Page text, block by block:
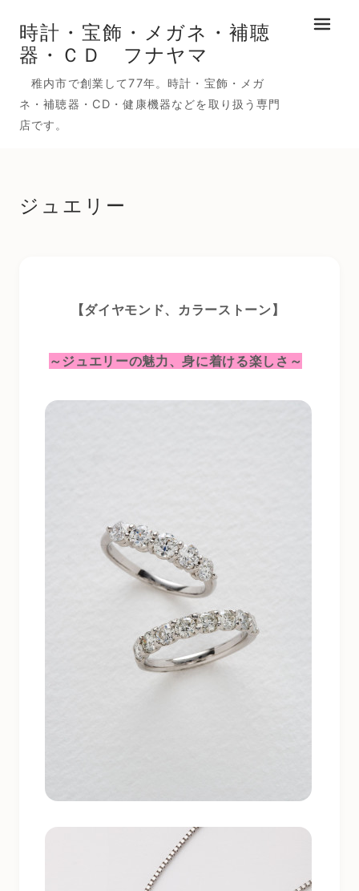
時計・宝飾・メガネ・補聴
器・ＣＤ フナヤマ
稚内市で創業して77年。時計・宝飾・メガ
ネ・補聴器・CD・健康機器などを取り扱う専門
店です。
メニュ
ジュエリー
【ダイヤモンド、カラーストーン】
～ジュエリーの魅力、身に着ける楽しさ～